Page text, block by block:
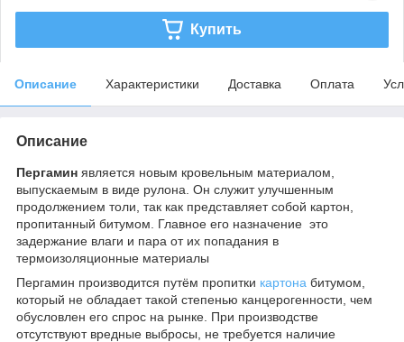
Купить
Описание Характеристики Доставка Оплата
Описание
Пергамин является новым кровельным материалом,
выпускаемым в виде рулона. Он служит улучшенным
продолжением толи, так как представляет собой картон,
пропитанный битумом. Главное его назначение это
задержание влаги и пара от их попадания в
термоизоляционные материалы
Пергамин производится путём пропитки картона битумом,
который не обладает такой степенью канцерогенности, чем
обусловлен его спрос на рынке. При производстве
отсутствуют вредные выбросы, не требуется наличие